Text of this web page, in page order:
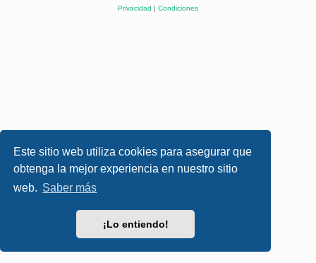
Este sitio web utiliza cookies para asegurar que
obtenga la mejor experiencia en nuestro sitio
web. Saber más
¡Lo entiendo!
Privacidad | Condiciones